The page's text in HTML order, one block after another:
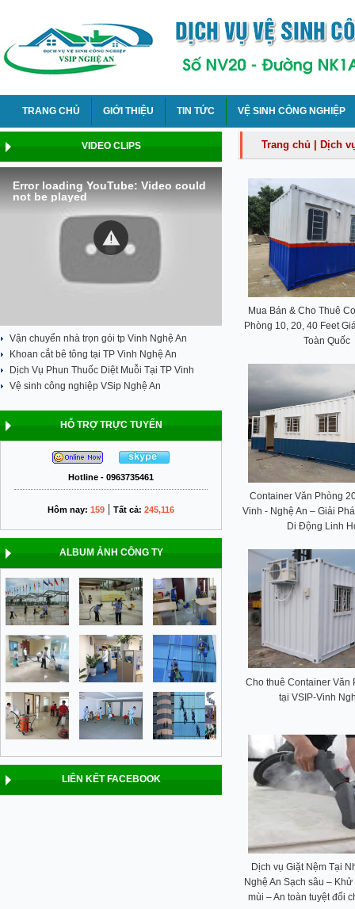
TRANG CHỦ GIỚI THIỆU TIN TỨC VỆ SINH CÔNG NGHIỆP
VIDEO CLIPS
Error loading YouTube: Video could
not be played
Vận chuyển nhà trọn gói tp Vinh Nghệ An
Khoan cắt bê tông tại TP Vinh Nghệ An
Dịch Vụ Phun Thuốc Diệt Muỗi Tại TP Vinh
Vệ sinh công nghiệp VSip Nghệ An
HỖ TRỢ TRỰC TUYẾN
Hotline - 0963735461
Hôm nay: 159 | Tất cả: 245,116
ALBUM ẢNH CÔNG TY
LIÊN KẾT FACEBOOK
Trang chủ Dịch
Mua Bán & Cho Thuê
Phòng 10, 20, 40 Feet
Toàn Quốc
Container Văn Phòng
Vinh - Nghệ An – Giải
Di Động Linh
Cho thuê Container Văn
tại VSIP-Vinh
Dịch vụ Giặt Nệm Tại
Nghệ An Sạch sâu –
mùi – An toàn tuyệt đối